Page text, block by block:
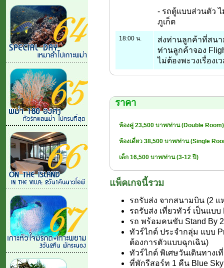
- รถตู้แบบส่วนตัว
ภูเก็ต
18:00 น.
ส่งท่านลูกค้าที่สนา
ท่านลูกค้าจอง
ไม่ต้องพะวงเรื่องเ
ราคา
ห้องคู่ 23,500 บาท/ท่าน (Double Room)
ห้องเดี่ยว 38,500 บาท/ท่าน (Single
เด็ก 16,500 บาท/ท่าน (3-12 ปี)
แพ็คเกจนี้รวม
รถรับส่ง จากสนามบิน (2 แ
รถรับส่ง เที่ยวทัวร์ เป็นแบบ
รถ พร้อมคนขับ Stand By
ทัวร์ไกด์ ประจำกลุ่ม แบบ
ต้องการตัวแบบฉุกเฉิน)
ทัวร์ไกด์ พิเศษวันเดินทาง
ที่พักรีสอร์ท 1 คืน Blue